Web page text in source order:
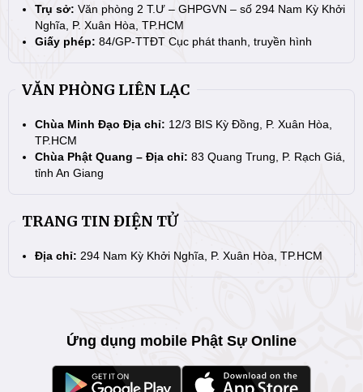
Trụ sở: Văn phòng 2 T.Ư – GHPGVN – số 294 Nam Kỳ Khởi
Nghĩa, P. Xuân Hòa, TP.HCM
Giấy phép: 84/GP-TTĐT Cục phát thanh, truyền hình
VĂN PHÒNG LIÊN LẠC
Chùa Minh Đạo Địa chỉ: 12/3 BIS Kỳ Đồng, P. Xuân Hòa,
TP.HCM
Chùa Phật Quang – Địa chỉ: 83 Quang Trung, P. Rạch Giá,
tỉnh An Giang
TRANG TIN ĐIỆN TỬ
Địa chỉ: 294 Nam Kỳ Khởi Nghĩa, P. Xuân Hòa, TP.HCM
Ứng dụng mobile Phật Sự Online